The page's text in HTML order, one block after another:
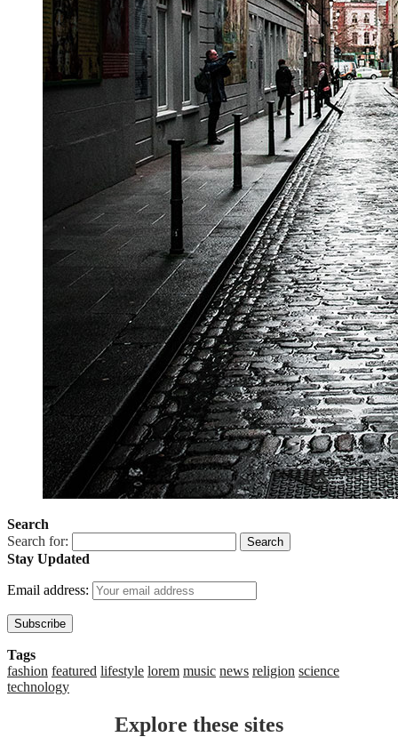
Search
Search for:
Stay Updated
Email address:
Tags
fashion featured lifestyle lorem music news religion science
technology
Explore these sites